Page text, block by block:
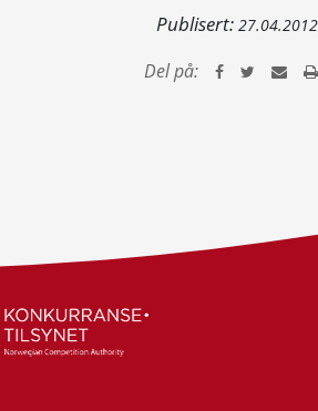
Publisert: 27.04.2012
Del på: